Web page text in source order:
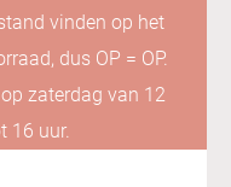
vinden op het
dus OP = OP.
zaterdag van 12
16 uur.